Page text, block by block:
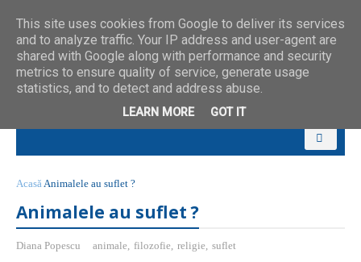
AcasăAnimalele au suflet ?
Animalele au suflet ?
Diana Popescu animale, filozofie, religie, suflet
This site uses cookies from Google to deliver its services
and to analyze traffic. Your IP address and user-agent are
shared with Google along with performance and security
metrics to ensure quality of service, generate usage
statistics, and to detect and address abuse.
LEARN MORE GOT IT